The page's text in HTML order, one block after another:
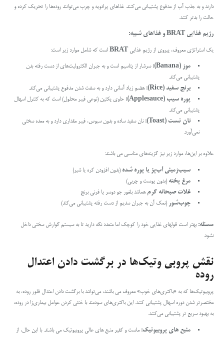
دارند و به جذب آب از مدفوع پشتیبانی می‌کنند. غذاهای پرادویه و چرب می‌توانند روده‌ها را تحریک کرده و
حالت را بدتر کنند.
رژیم غذایی BRAT و غذاهای شبیه:
یک استراتژی معروف، پیروی از رژیم غذایی BRAT است که شامل موارد زیر است:
موز (Banana):
سرشار از پتاسیم است و به جبران الکترولیت‌های از دست رفته بدن
پشتیبانی می‌کند.
برنج سفید (Rice):
هضم زیاد آسانی دارد و به سفت شدن مدفوع پشتیبانی می‌کند.
پوره سیب (Applesauce):
حاوی پکتین (نوعی فیبر محلول) است که به کنترل اسهال
پشتیبانی می‌کند.
نان تست (Toast):
نان سفید ساده و بدون سبوس، فیبر مقداری دارد و به معده سختی
نمی‌آورد.
علاوه بر این‌ها، موارد زیر نیز گزینه‌های مناسبی می باشند:
سیب‌زمینی آب‌پز یا پوره شده (بدون افزودن کره یا شیر)
مرغ پخته (بدون پوست و چربی)
غلات صبحانه گرم همانند بلغور جو دوسر یا فرنی برنج
چوب‌شور (نمک آن به جبران سدیم از دست رفته پشتیبانی می‌کند)
مسئله: بهتر است قولهای غذایی خود را کوچک اما متعدد نگه دارید تا به سیستم گوارش سختی داخل
نشود.
نقش پروبی وتیک‌ها در برگشت دادن اعتدال
روده
پروبیوتیک‌ها که به «باکتری‌های خوب» معروف می باشند، می‌توانند با برگشت دادن اعتدال فلور روده، به
مختصر‌تر شدن دوره اسهال پشتیبانی کنند. این باکتری‌های سودمند با خنثی کردن عوامل بیماری‌زا در روده،
به بهبود سریع تر پشتیبانی می‌کنند.
منبع های پروبیوتیک: ماست و کفیر منبع های عالی پروبیوتیک می باشند. با این حال، از